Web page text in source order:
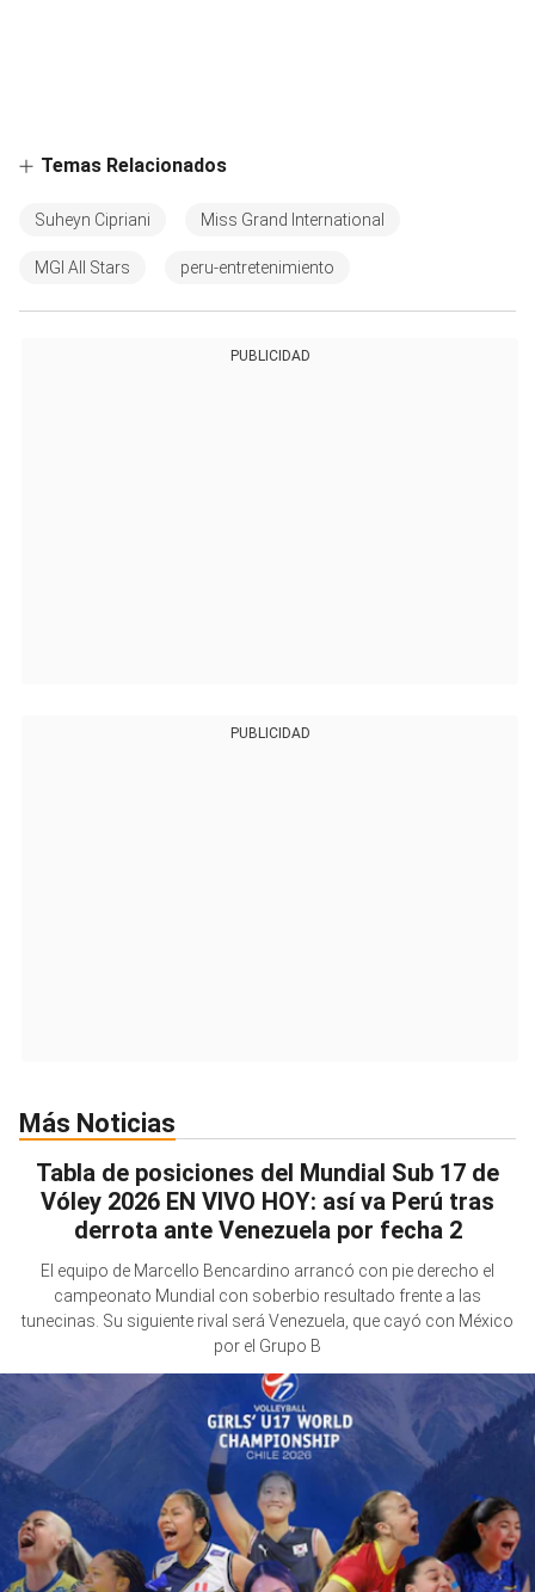
Temas Relacionados
Suheyn Cipriani Miss Grand International
MGI All Stars peru-entretenimiento
PUBLICIDAD
PUBLICIDAD
Más Noticias
Tabla de posiciones del Mundial Sub 17 de
Vóley 2026 EN VIVO HOY: así va Perú tras
derrota ante Venezuela por fecha 2
El equipo de Marcello Bencardino arrancó con pie derecho el
campeonato Mundial con soberbio resultado frente a las
tunecinas. Su siguiente rival será Venezuela, que cayó con México
por el Grupo B